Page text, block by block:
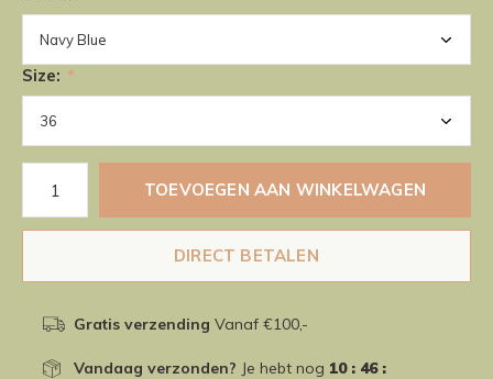
Size: *
TOEVOEGEN AAN WINKELWAGEN
DIRECT BETALEN
Gratis verzending Vanaf €100,-
Vandaag verzonden? Je hebt nog 10 : 46 :